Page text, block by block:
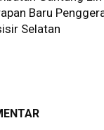
Baru
Selatan